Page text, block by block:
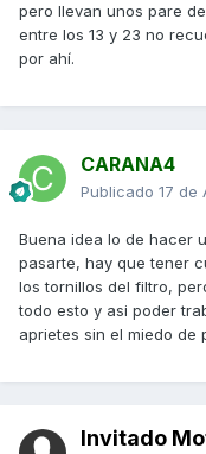
pero llevan unos pare
entre los 13 y 23 no
por ahí.
CARANA4
Publicado 17 de
Buena idea lo de hacer
pasarte, hay que tener
los tornillos del filtro,
todo esto y asi poder
aprietes sin el miedo de
Invitado